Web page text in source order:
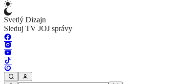
Svetlý Dizajn
Sleduj TV JOJ správy